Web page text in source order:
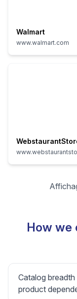
Walmart
www.walmart.com
How we
Catalog
product